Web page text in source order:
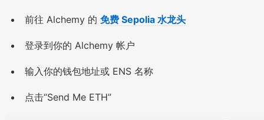
前往 Alchemy 的 免费 Sepolia 水龙头
登录到你的 Alchemy 帐户
输入你的钱包地址或 ENS 名称
点击“Send Me ETH”